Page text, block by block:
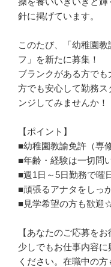
針に掲げています。
このたび、「幼稚園
フ」を新たに募集！
ブランクがある方で
方でも安心して勤務
ンジしてみませんか！
【ポイント】
■幼稚園教諭免許（専
■年齢・経験は一切問
■週1日～5日勤務で曜
■頑張るアナタをしっ
■見学希望の方も歓迎
【あなたのご応募を
少しでもお仕事内容
ください。在職中の方